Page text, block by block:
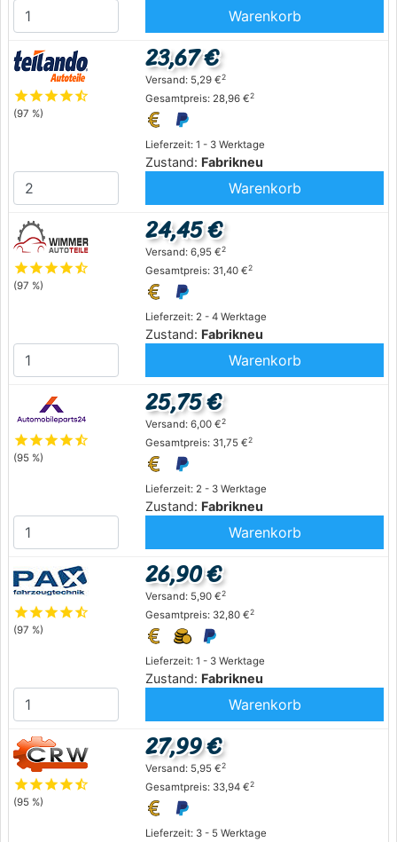
Warenkorb
starstarstarstarstar_half
(97 %)
Lieferzeit: 1 - 3 Werktage
Zustand: Fabrikneu
23,67 €
Versand: 5,29 €2
Gesamtpreis: 28,96 €2
Warenkorb
starstarstarstarstar_half
(97 %)
Lieferzeit: 2 - 4 Werktage
Zustand: Fabrikneu
24,45 €
Versand: 6,95 €2
Gesamtpreis: 31,40 €2
Warenkorb
starstarstarstarstar_half
(95 %)
Lieferzeit: 2 - 3 Werktage
Zustand: Fabrikneu
25,75 €
Versand: 6,00 €2
Gesamtpreis: 31,75 €2
Warenkorb
starstarstarstarstar_half
(97 %)
Lieferzeit: 1 - 3 Werktage
Zustand: Fabrikneu
26,90 €
Versand: 5,90 €2
Gesamtpreis: 32,80 €2
Warenkorb
starstarstarstarstar_half
(95 %)
Lieferzeit: 3 - 5 Werktage
27,99 €
Versand: 5,95 €2
Gesamtpreis: 33,94 €2